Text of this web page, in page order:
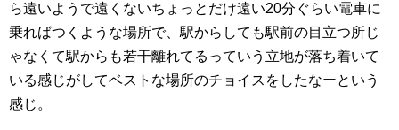
ら遠いようで遠くないちょっとだけ遠い20分ぐらい電車に
乗ればつくような場所で、駅からしても駅前の目立つ所じ
ゃなくて駅からも若干離れてるっていう立地が落ち着いて
いる感じがしてベストな場所のチョイスをしたなーという
感じ。